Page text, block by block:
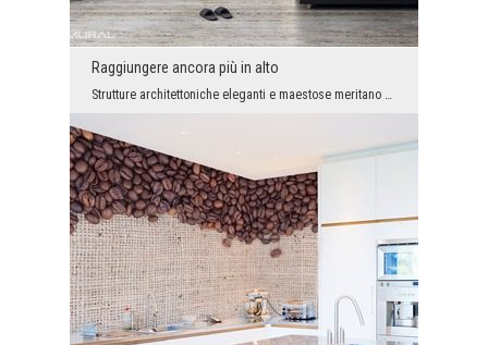
Raggiungere ancora più in alto
Strutture architettoniche eleganti e maestose meritano di essere gli elementi principali della de...